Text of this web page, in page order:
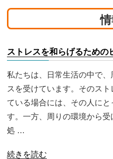
ストレスを和らげるための
私たちは、日常生活の中で
スを受けています。そのス
ている場合には、その人に
す。一方、周りの環境から
処 …
続きを読む